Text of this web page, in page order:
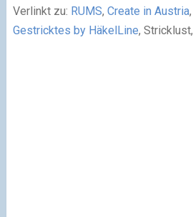
Verlinkt zu: RUMS, Create in Austria,
Gestricktes by HäkelLine, Stricklust,